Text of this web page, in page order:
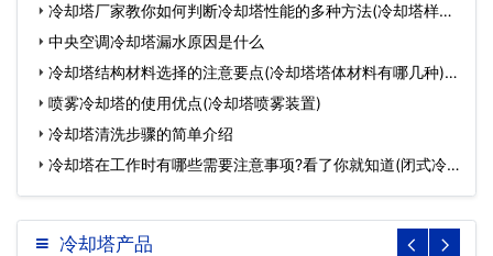
噪…冷却塔厂家教你如何判断冷却塔性能的多种方法(冷却塔样子)
… 中央空调冷却塔漏水原因是什么
冷却塔结构材料选择的注意要点(冷却塔塔体材料有哪几种)…
喷雾冷却塔的使用优点(冷却塔喷雾装置)
冷却塔清洗步骤的简单介绍
冷却塔在工作时有哪些需要注意事项?看了你就知道(闭式冷
却…
冷却塔产品